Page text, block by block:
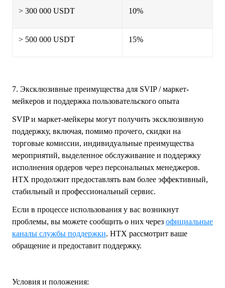
> 300 000 USDT 10%
> 500 000 USDT 15%
7. Эксклюзивные преимущества для SVIP / маркет-
мейкеров и поддержка пользовательского опыта
SVIP и маркет-мейкеры могут получить эксклюзивную
поддержку, включая, помимо прочего, скидки на
торговые комиссии, индивидуальные преимущества
мероприятий, выделенное обслуживание и поддержку
исполнения ордеров через персональных менеджеров.
HTX продолжит предоставлять вам более эффективный,
стабильный и профессиональный сервис.
Если в процессе использования у вас возникнут
проблемы, вы можете сообщить о них через официальные
каналы службы поддержки. HTX рассмотрит ваше
обращение и предоставит поддержку.
Условия и положения: